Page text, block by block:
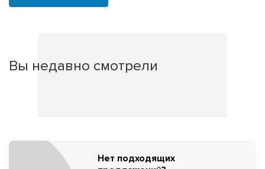
Вы недавно смотрели
Нет подходящих